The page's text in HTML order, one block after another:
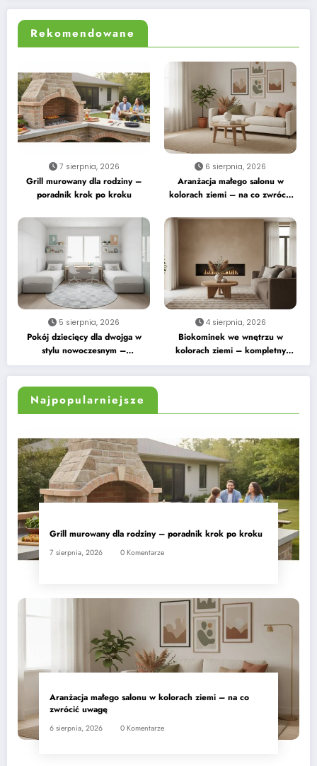
Rekomendowane
7 sierpnia, 2026
Grill murowany dla rodziny –
poradnik krok po kroku
6 sierpnia, 2026
Aranżacja małego salonu w
kolorach ziemi – na co zwrócić
5 sierpnia, 2026
Pokój dziecięcy dla dwojga w
stylu nowoczesnym –
praktyczne wskazówki
4 sierpnia, 2026
Biokominek we wnętrzu w
kolorach ziemi – kompletny
przewodnik
Najpopularniejsze
Grill murowany dla rodziny – poradnik krok po kroku
7 sierpnia, 2026 0 Komentarze
Aranżacja małego salonu w kolorach ziemi – na co
zwrócić uwagę
6 sierpnia, 2026 0 Komentarze